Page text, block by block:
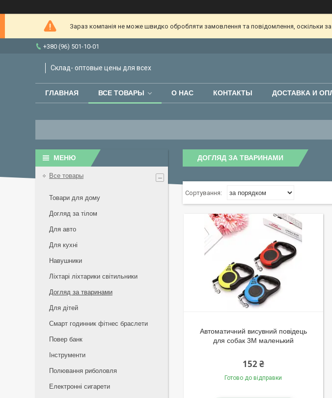
Зараз компанія не може швидко обробляти замовлення та повідомлення, оскільки
+380 (96) 501-10-01
Склад- оптовые цены для всех
ГЛАВНАЯ ВСЕ ТОВАРЫ О НАС КОНТАКТЫ ДОСТАВКА И
ДОГЛЯД ЗА ТВАРИНАМИ
Автоматичний висувний повідець
для собак 3M маленький
152 ₴
Готово до відправки
Все товары
Товари для дому
Догляд за тілом
Для авто
Для кухні
Навушники
Ліхтарі ліхтарики світильники
Догляд за тваринами
Для дітей
Смарт годинник фітнес браслети
Повер банк
Інструменти
Полювання риболовля
Електронні сигарети